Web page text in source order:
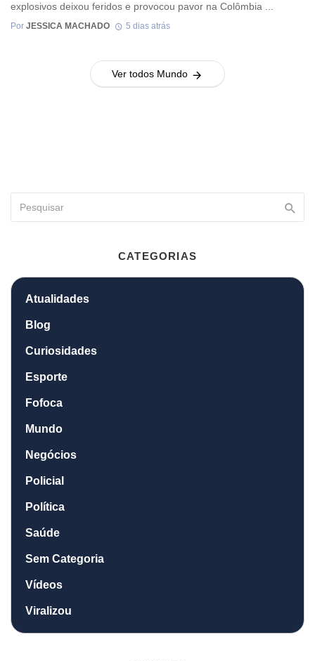
explosivos deixou feridos e provocou pavor na Colômbia ...
Por JESSICA MACHADO 5 dias atrás
Ver todos Mundo
CATEGORIAS
Atualidades
Blog
Curiosidades
Esporte
Fofoca
Mundo
Negócios
Policial
Política
Saúde
Sem Categoria
Vídeos
Viralizou